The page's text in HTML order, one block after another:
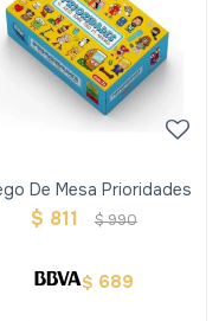
De Mesa Prioridades
$ 811 $990
$ 689